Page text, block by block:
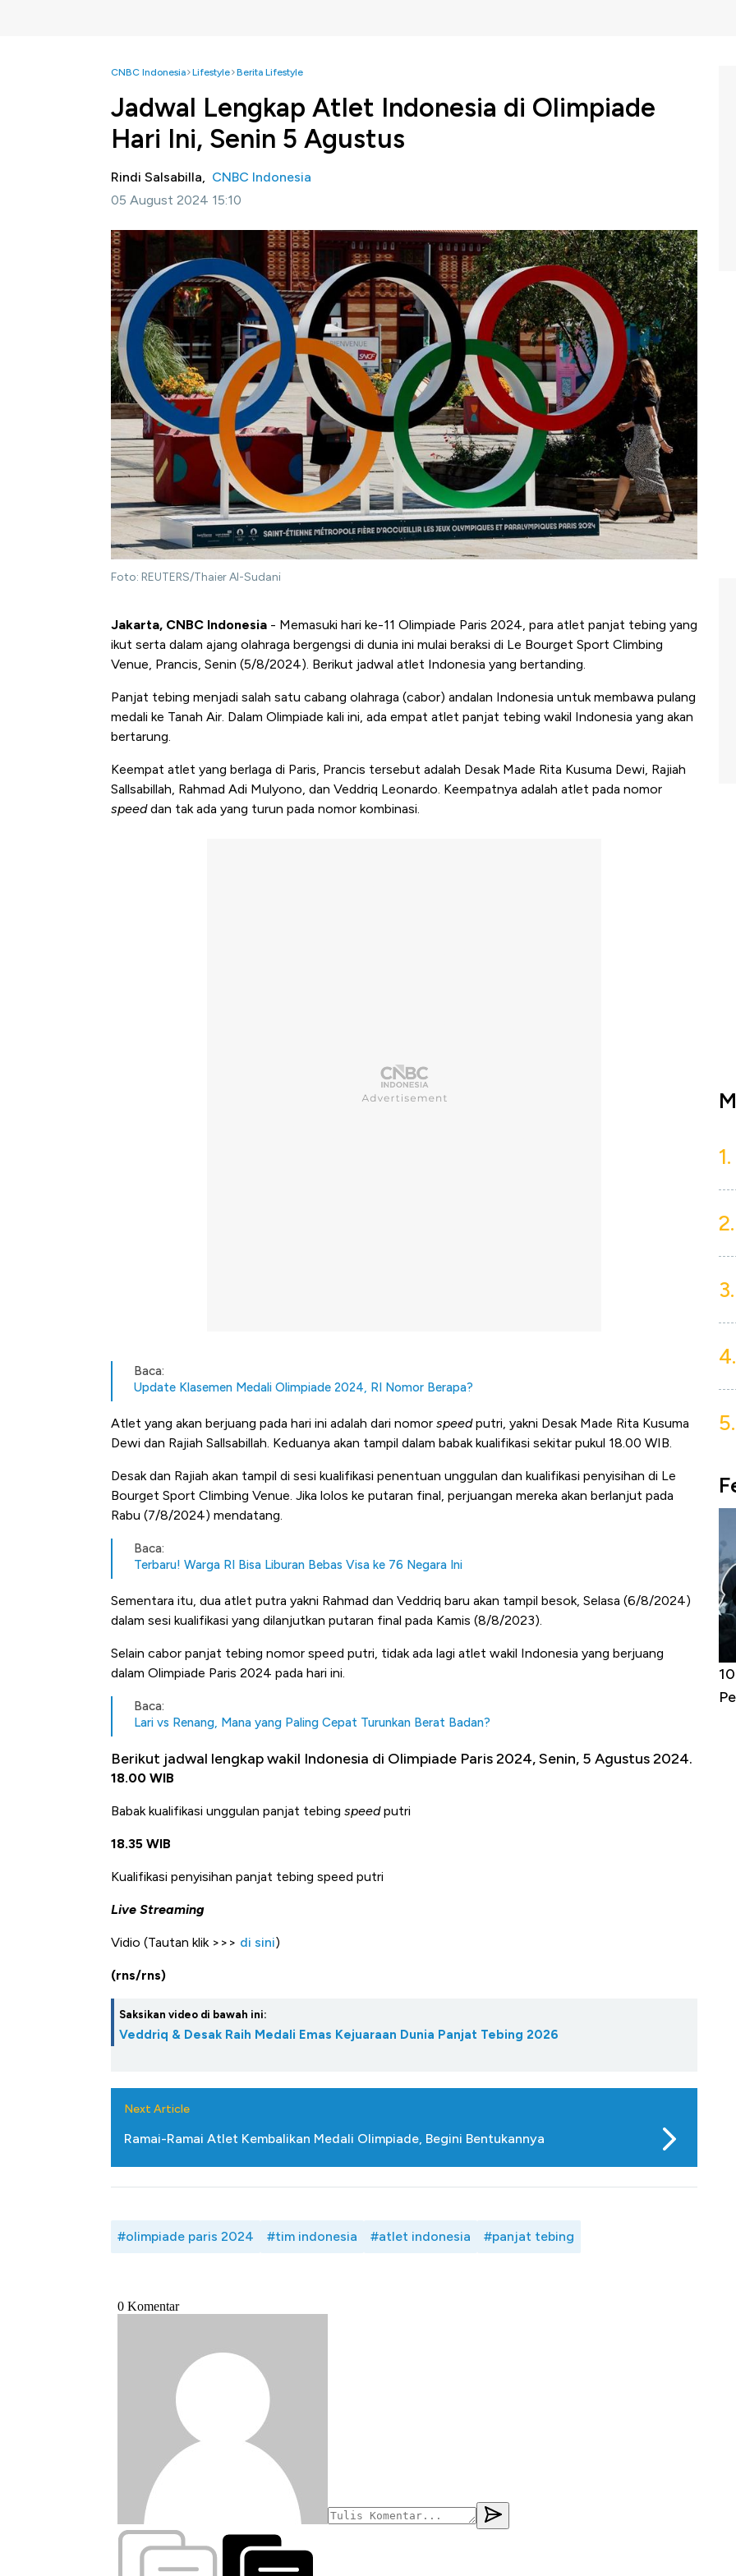
CNBC Indonesia Lifestyle Berita Lifestyle
Jadwal Lengkap Atlet Indonesia di Olimpiade
Hari Ini, Senin 5 Agustus
Rindi Salsabilla, CNBC Indonesia
05 August 2024 15:10
Foto: REUTERS/Thaier Al-Sudani
Jakarta, CNBC Indonesia - Memasuki hari ke-11 Olimpiade Paris 2024, para atlet panjat tebing yang
ikut serta dalam ajang olahraga bergengsi di dunia ini mulai beraksi di Le Bourget Sport Climbing
Venue, Prancis, Senin (5/8/2024). Berikut jadwal atlet Indonesia yang bertanding.
Panjat tebing menjadi salah satu cabang olahraga (cabor) andalan Indonesia untuk membawa pulang
medali ke Tanah Air. Dalam Olimpiade kali ini, ada empat atlet panjat tebing wakil Indonesia yang akan
bertarung.
Keempat atlet yang berlaga di Paris, Prancis tersebut adalah Desak Made Rita Kusuma Dewi, Rajiah
Sallsabillah, Rahmad Adi Mulyono, dan Veddriq Leonardo. Keempatnya adalah atlet pada nomor
speeddan tak ada yang turun pada nomor kombinasi.
Baca:
Update Klasemen Medali Olimpiade 2024, RI Nomor Berapa?
Atlet yang akan berjuang pada hari ini adalah dari nomor speedputri, yakni Desak Made Rita Kusuma
Dewi dan Rajiah Sallsabillah. Keduanya akan tampil dalam babak kualifikasi sekitar pukul 18.00 WIB.
Desak dan Rajiah akan tampil di sesi kualifikasi penentuan unggulan dan kualifikasi penyisihan di Le
Bourget Sport Climbing Venue. Jika lolos ke putaran final, perjuangan mereka akan berlanjut pada
Rabu (7/8/2024) mendatang.
Baca:
Terbaru! Warga RI Bisa Liburan Bebas Visa ke 76 Negara Ini
Sementara itu, dua atlet putra yakni Rahmad dan Veddriq baru akan tampil besok, Selasa (6/8/2024)
dalam sesi kualifikasi yang dilanjutkan putaran final pada Kamis (8/8/2023).
Selain cabor panjat tebing nomor speed putri, tidak ada lagi atlet wakil Indonesia yang berjuang
dalam Olimpiade Paris 2024 pada hari ini.
Baca:
Lari vs Renang, Mana yang Paling Cepat Turunkan Berat Badan?
Berikut jadwal lengkap wakil Indonesia di Olimpiade Paris 2024, Senin, 5 Agustus 2024.
18.00 WIB
Babak kualifikasi unggulan panjat tebing speedputri
18.35 WIB
Kualifikasi penyisihan panjat tebing speed putri
Live Streaming
Vidio (Tautan klik >>> di sini)
(rns/rns)
Saksikan video di bawah ini:
Veddriq & Desak Raih Medali Emas Kejuaraan Dunia Panjat Tebing 2026
Next Article
Ramai-Ramai Atlet Kembalikan Medali Olimpiade, Begini Bentukannya
#olimpiade paris 2024 #tim indonesia #atlet indonesia #panjat tebing
1.
2.
3.
4.
5.
Kongo Tutup Keran Ekspor, Harga